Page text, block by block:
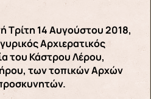
Τρίτη 14 Αυγούστου 2018,
Αρχιερατικός
του Κάστρου Λέρου,
των τοπικών Αρχών